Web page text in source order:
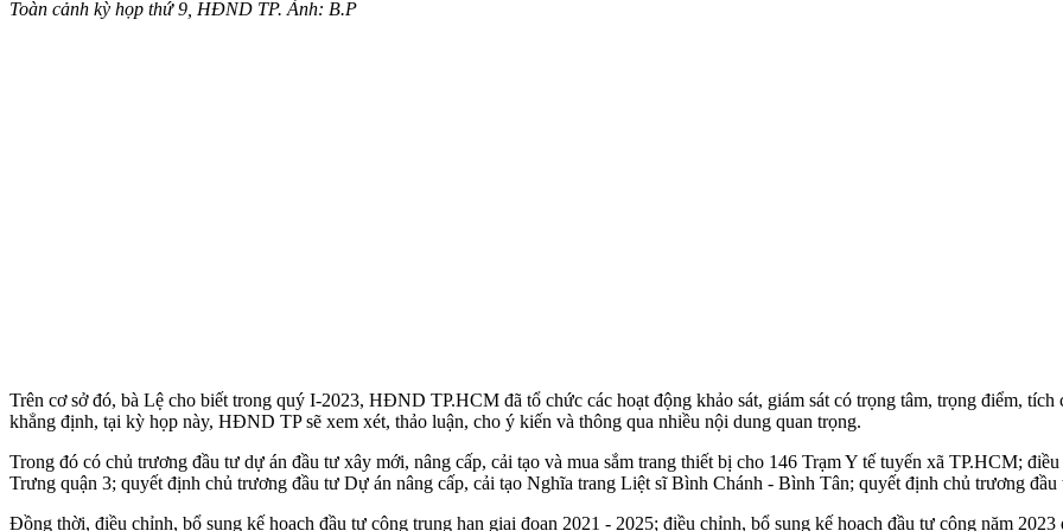
Toàn cảnh kỳ họp thứ 9, HĐND TP. Ảnh: B.P
Trên cơ sở đó, bà Lệ cho biết trong quý I-2023, HĐND TP.HCM đã tổ chức các hoạt động khảo sát, giám sát có trọng tâm, trọng điểm,
khẳng định, tại kỳ họp này, HĐND TP sẽ xem xét, thảo luận, cho ý kiến và thông qua nhiều nội dung quan trọng.
Trong đó có chủ trương đầu tư dự án đầu tư xây mới, nâng cấp, cải tạo và mua sắm trang thiết bị cho 146 Trạm Y tế tuyến xã TP.HCM;
Trưng quận 3; quyết định chủ trương đầu tư Dự án nâng cấp, cải tạo Nghĩa trang Liệt sĩ Bình Chánh - Bình Tân; quyết định chủ trương
Đồng thời, điều chỉnh, bổ sung kế hoạch đầu tư công trung hạn giai đoạn 2021 - 2025; điều chỉnh, bổ sung kế hoạch đầu tư công năm